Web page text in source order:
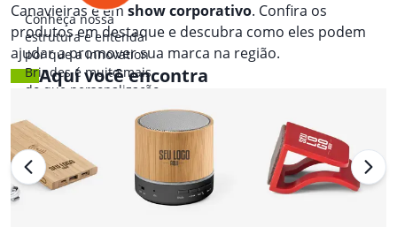
Conheça nossa
estrutura e entenda
por que a Innovation
Brindes é muito mais
do que personalização.
Canavieiras e emshow corporativo. Confira os
produtos em destaque e descubra como eles podem
ajudar a promover sua marca na região.
Aqui você encontra